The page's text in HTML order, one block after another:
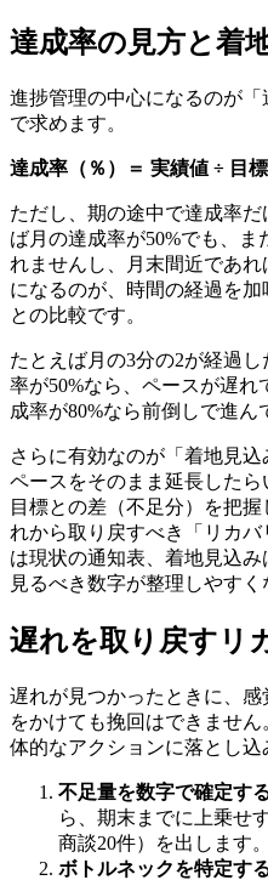
達成率の見方と着
進捗管理の中心になるのが
で求めます。
達成率（％）＝ 実績値 ÷ 目
ただし、期の途中で達成率
ば月の達成率が50%でも、
れませんし、月末間近であ
になるのが、時間の経過を加
との比較です。
たとえば月の3分の2が経過
率が50%なら、ペースが遅
成率が80%なら前倒しで進ん
さらに有効なのが「着地見
ペースをそのまま延長したら
目標との差（不足分）を把
れから取り戻すべき「リカ
は現状の通知表、着地見込み
見るべき数字が整理しやすく
遅れを取り戻すリ
遅れが見つかったときに、
をかけても挽回はできませ
体的なアクションに落とし込
不足量を数字で確定す
ら、期末までに上乗せ
商談20件）を出します。
ボトルネックを特定す